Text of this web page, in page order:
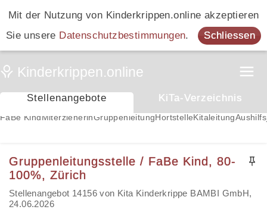
Mit der Nutzung von Kinderkrippen.online akzeptieren
Sie unsere Datenschutzbestimmungen. Schliessen
Stellenangebote KiTa-Verzeichnis
FaBe Kind MiterzieherinGruppenleitung Hortstelle Kitaleitung
Gruppenleitungsstelle / FaBe Kind, 80-
100%, Zürich
Stellenangebot 14156 von Kita Kinderkrippe BAMBI GmbH,
24.06.2026